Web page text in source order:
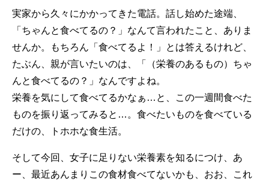
実家から久々にかかってきた電話。話し始めた途端、
「ちゃんと食べてるの？」なんて言われたこと、ありま
せんか。もちろん「食べてるよ！」とは答えるけれど、
たぶん、親が言いたいのは、「（栄養のあるもの）ちゃ
んと食べてるの？」なんですよね。
栄養を気にして食べてるかなぁ…と、この一週間食べた
ものを振り返ってみると…。食べたいものを食べている
だけの、トホホな食生活。
そして今回、女子に足りない栄養素を知るにつけ、あ
ー、最近あんまりこの食材食べてないかも、おお、これ